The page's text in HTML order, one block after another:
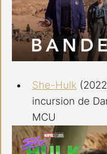
She-Hulk
incursion de
MCU